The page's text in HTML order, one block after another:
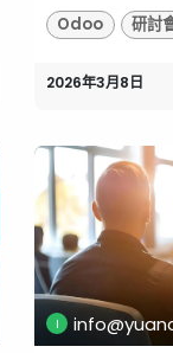
Odoo
研討
2026年3月8日